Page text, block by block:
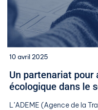
10 avril 2025
Un partenariat
écologique dans le
L’ADEME (Agence de la